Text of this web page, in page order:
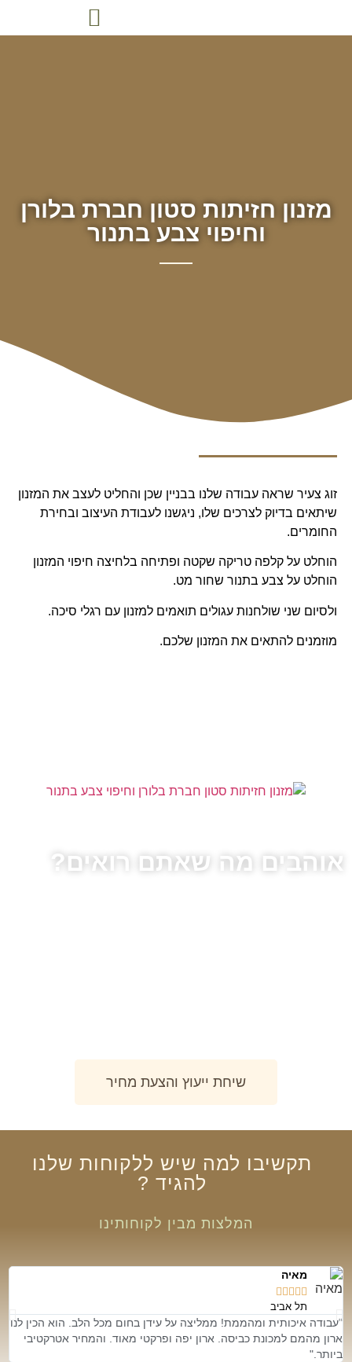
מזנון חזיתות סטון חברת בלורן
וחיפוי צבע בתנור
זוג צעיר שראה עבודה שלנו בבניין שכן והחליט לעצב את המזנון
שיתאים בדיוק לצרכים שלו, ניגשנו לעבודת העיצוב ובחירת
החומרים.
הוחלט על קלפה טריקה שקטה ופתיחה בלחיצה חיפוי המזנון
הוחלט על צבע בתנור שחור מט.
ולסיום שני שולחנות עגולים תואמים למזנון עם רגלי סיכה.
מוזמנים להתאים את המזנון שלכם.
אוהבים מה שאתם רואים?
שיחת ייעוץ והצעת מחיר
תקשיבו למה שיש ללקוחות שלנו
להגיד ?
המלצות מבין לקוחותינו
מאיה





תל אביב
"עבודה איכותית ומהממת! ממליצה על עידן בחום מכל הלב. הוא הכין לנו
ארון מהמם למכונת כביסה. ארון יפה ופרקטי מאוד. והמחיר אטרקטיבי
ביותר."